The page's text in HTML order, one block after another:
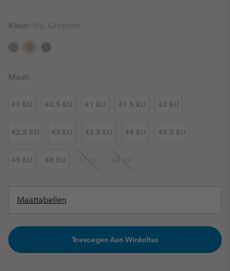
Kleur: Elk, Graphite
Maat:
40 EU 40.5 EU 41 EU 41.5 EU 42 EU
42.5 EU 43 EU 43.5 EU 44 EU 44.5 EU
45 EU 46 EU 47 EU 48 EU
Maattabellen
Toevoegen Aan Winkeltas